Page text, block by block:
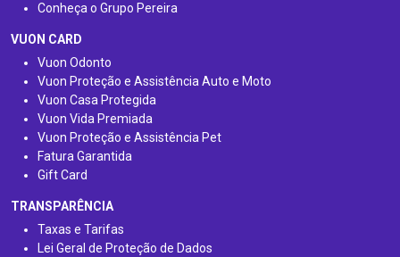
Conheça o Grupo Pereira
VUON CARD
Vuon Odonto
Vuon Proteção e Assistência Auto e Moto
Vuon Casa Protegida
Vuon Vida Premiada
Vuon Proteção e Assistência Pet
Fatura Garantida
Gift Card
TRANSPARÊNCIA
Taxas e Tarifas
Lei Geral de Proteção de Dados